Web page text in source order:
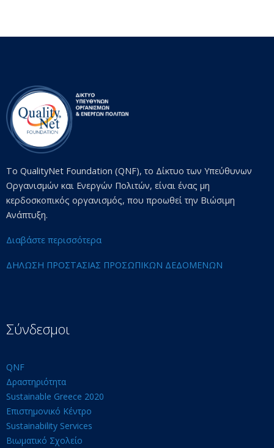
Το QualityNet Foundation (QNF), το Δίκτυο των Υπεύθυνων
Οργανισμών και Ενεργών Πολιτών, είναι ένας μη
κερδοσκοπικός οργανισμός, που προωθεί την Βιώσιμη
Ανάπτυξη.
Διαβάστε περισσότερα
ΔΗΛΩΣΗ ΠΡΟΣΤΑΣΙΑΣ ΠΡΟΣΩΠΙΚΩΝ ΔΕΔΟΜΕΝΩΝ
Σύνδεσμοι
QNF
Δραστηριότητα
Sustainable Greece 2020
Επιστημονικό Κέντρο
Sustainability Services
Βιωματικό Σχολείο